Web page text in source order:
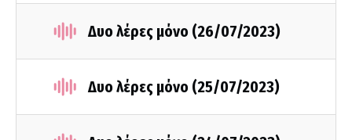
Δυο λέρες μόνο (26/07/2023)
Δυο λέρες μόνο (25/07/2023)